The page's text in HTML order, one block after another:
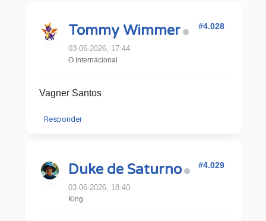
Tommy Wimmer
03-06-2026, 17:44
O Internacional
#4.028
Vagner Santos
Responder
Duke de Saturno
03-06-2026, 18:40
King
#4.029